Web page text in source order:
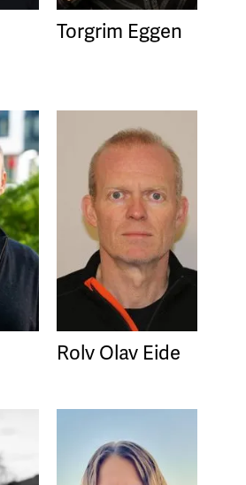
Torgrim Eggen
Rolv Olav Eide